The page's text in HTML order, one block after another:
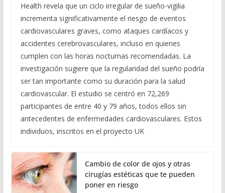
Health revela que un ciclo irregular de sueño-vigilia
incrementa significativamente el riesgo de eventos
cardiovasculares graves, como ataques cardíacos y
accidentes cerebrovasculares, incluso en quienes
cumplen con las horas nocturnas recomendadas. La
investigación sugiere que la regularidad del sueño podría
ser tan importante como su duración para la salud
cardiovascular. El estudio se centró en 72,269
participantes de entre 40 y 79 años, todos ellos sin
antecedentes de enfermedades cardiovasculares. Estos
individuos, inscritos en el proyecto UK
Cambio de color de ojos y otras
cirugías estéticas que te pueden
poner en riesgo